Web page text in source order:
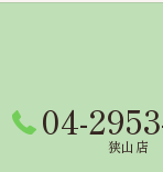
04-
狭山店